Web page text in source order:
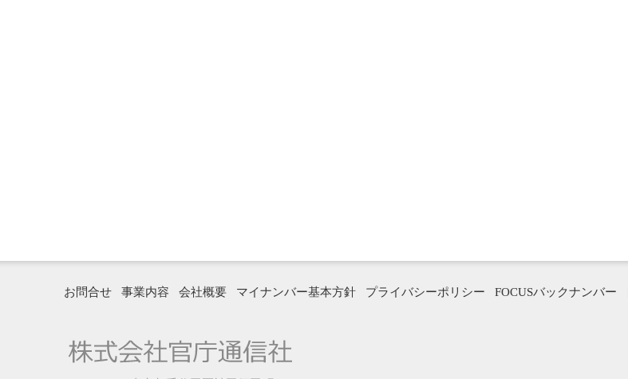
お問合せ 事業内容 会社概要 マイナンバー基本方針 プライバシーポリシー FOCUSバックナンバー